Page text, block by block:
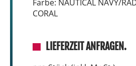
Farbe: NAUTICAL NAVY/
CORAL
LIEFERZEIT ANFRAGEN.